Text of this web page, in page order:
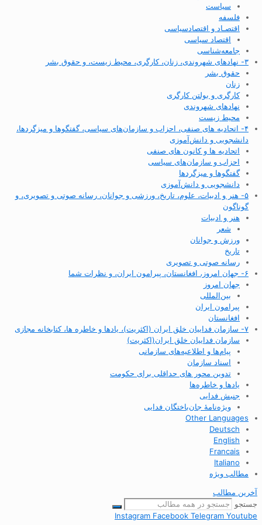
سیاست
فلسفه
اقتصـاد و اقتصاد‌سیاسی
اقتصاد سیاسی
جامعه‌شناسی
۳- نهادهای شهروندی، زنان، کارگری، محیط زیست، و حقوق بشر
حقوق بشر
زنان
کارگری و بولتن کارگری
نهادهای شهروندی
محیط زیست
۴- اتحادیه های صنفی، احزاب و سازمان‌های سیاسی، گفتگوها و میزگردها،
دانشجویی و دانش‌آموزی
اتحادیه ها و کانون های صنفی
احزاب و سازمان‌های سیاسی
گفتگوها و میزگردها
دانشجویی و دانش‌آموزی
۵- هنر و ادبیات، علوم، تاریخ، ورزشی و جوانان، رسانه صوتی و تصویری، و
گوناگون
هنر و ادبیات
شعر
ورزش و جوانان
تاریخ
رسانه صوتی و تصویری
۶- جهان امروز، افغانستان، پیرامون ایران، و نظرات شما
جهان امروز
بین‌المللی
پیرامون ایران
افغانستان
۷- سازمان فداییان خلق ایران (اکثریت)، یادها و خاطره ها، کتابخانه مجازی
سازمان فداییان خلق ایران(اکثریت)
پیام‌ها و اطلاعیه‌های سازمانی
اسناد سازمان
تدوین محور های حداقلی برای حکومت
یادها و خاطره‌ها
جنبش فدایی
ویژه‌نامهٔ جان‌باختگان فدایی
Other Languages
Deutsch
English
Francais
Italiano
مطالب ویژه
آخرین مطالب
جستجو
Instagram Facebook Telegram Youtube